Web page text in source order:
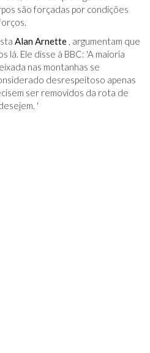
são forçadas por condições
Alan Arnette , argumentam que
lá. Ele disse à BBC: 'A maioria
nas montanhas se
desrespeitoso apenas
ser removidos da rota de
'